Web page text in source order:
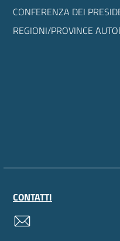
CONFERENZA DEI
REGIONI/PROVINCE
CONTATTI